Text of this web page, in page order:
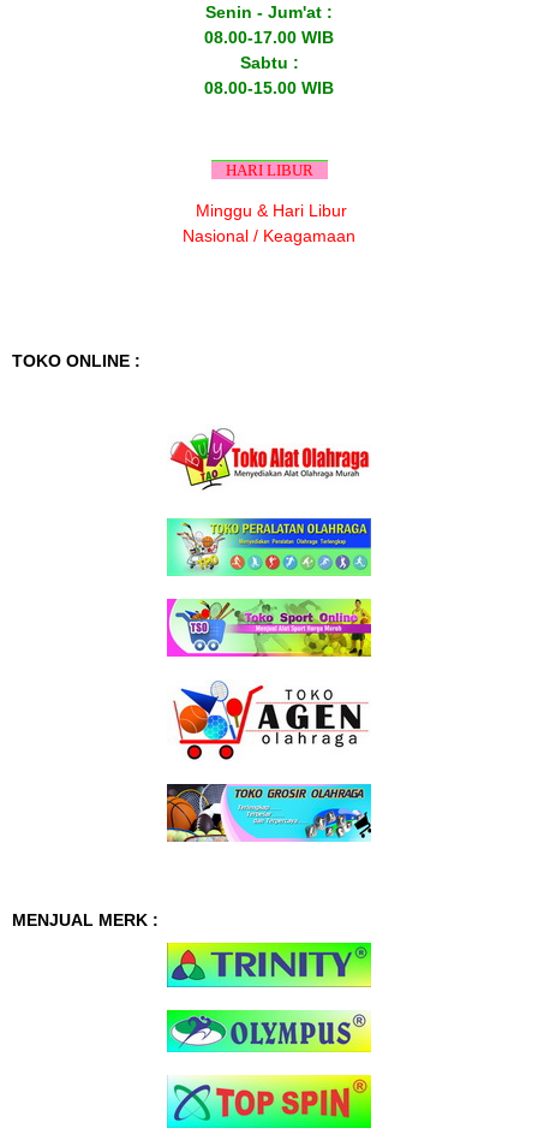
Senin - Jum'at :
08.00-17.00 WIB
Sabtu :
08.00-15.00 WIB
HARI LIBUR
Minggu & Hari Libur
Nasional / Keagamaan
TOKO ONLINE :
MENJUAL MERK :